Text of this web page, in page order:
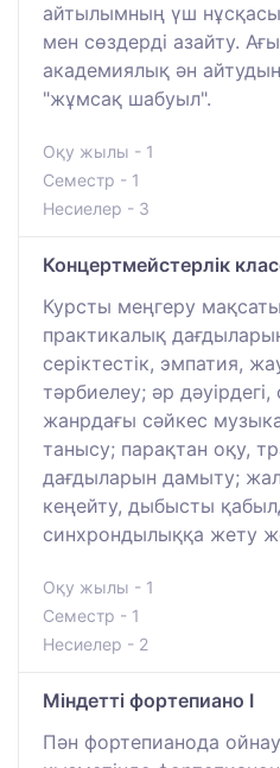
айтылымның үш
мен сөздерді азайту.
академиялық ән айтудың
"жұмсақ шабуыл".
Оқу жылы - 1
Семестр - 1
Несиелер - 3
Концертмейстерлік
Курсты меңгеру
практикалық
серіктестік, эмпатия,
тәрбиелеу; әр
жанрдағы сәйкес
танысу; парақтан оқу,
дағдыларын дамыту;
кеңейту, дыбысты
синхрондылыққа жету
Оқу жылы - 1
Семестр - 1
Несиелер - 2
Міндетті фортепиано I
Пән фортепианода